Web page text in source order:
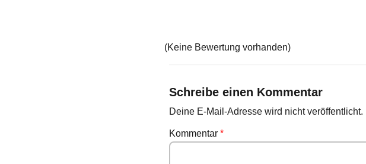
(Keine Bewertung vorhanden)
Schreibe einen Kommentar
Deine E-Mail-Adresse wird nicht veröffentlicht.
Kommentar*